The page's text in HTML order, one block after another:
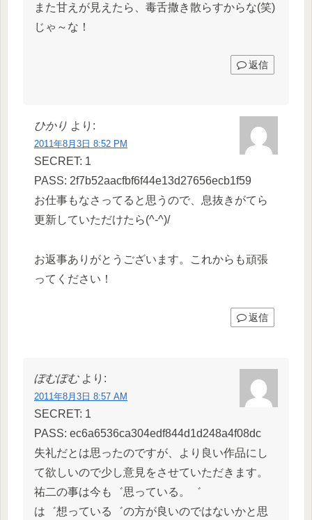
また甘えが見えたら、毒舌撒き散らすからな(笑)
じゃ～な！
返信
ひかり より:
2011年8月3日 8:52 PM
SECRET: 1
PASS: 2f7b52aacfbf6f44e13d27656ecb1f59
お仕事もなさってると思うので、息抜きがてら
更新していただけたら(^-^)/
お返事ありがとうございます。これからも頑張
ってください！
返信
ぽむぽむ より:
2011年8月3日 8:57 AM
SECRET: 1
PASS: ec6a6536ca304edf844d1d248a4f08dc
失礼だとは思ったのですが、より良い作品にし
て欲しいので少し意見をさせていただきます。
祐二の事は今も゛思っている。゛
は゛想っている゛の方が良いのではないかと思